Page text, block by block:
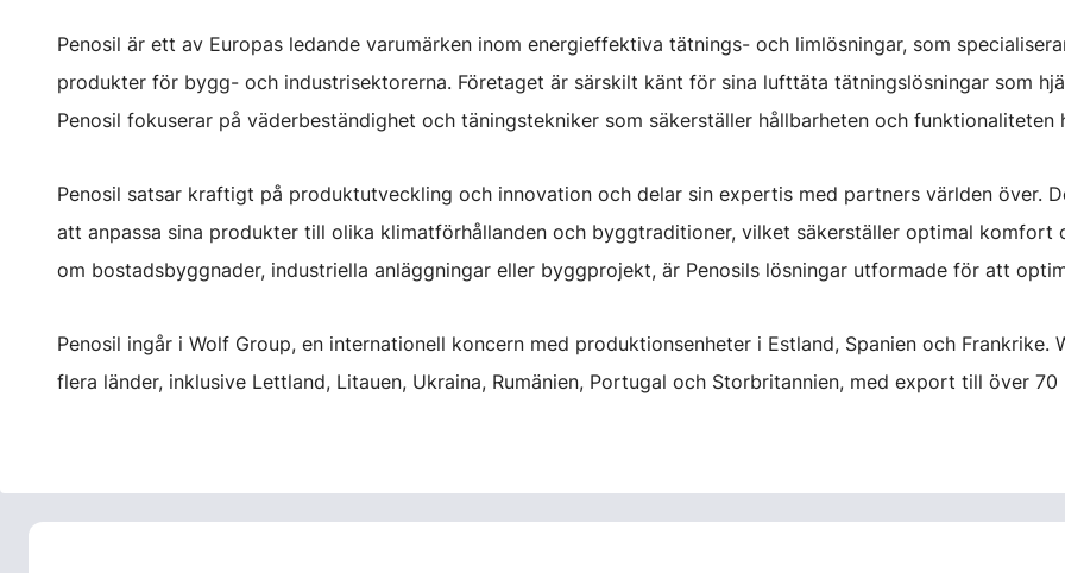
Penosil är ett av Europas ledande varumärken inom energieffektiva tätnings- och limlösningar, som
produkter för bygg- och industrisektorerna. Företaget är särskilt känt för sina lufttäta tätningslösningar som
Penosil fokuserar på väderbeständighet och täningstekniker som säkerställer hållbarheten och
Penosil satsar kraftigt på produktutveckling och innovation och delar sin expertis med partners världen över.
att anpassa sina produkter till olika klimatförhållanden och byggtraditioner, vilket säkerställer optimal komfort
om bostadsbyggnader, industriella anläggningar eller byggprojekt, är Penosils lösningar utformade för att
Penosil ingår i Wolf Group, en internationell koncern med produktionsenheter i Estland, Spanien och
flera länder, inklusive Lettland, Litauen, Ukraina, Rumänien, Portugal och Storbritannien, med export till över 70